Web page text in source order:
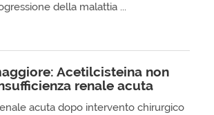
della malattia ...
Acetilcisteina non
renale acuta
acuta dopo intervento chirurgico